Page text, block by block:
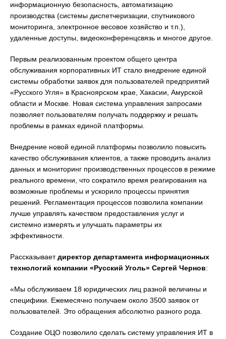
информационную безопасность, автоматизацию
производства (системы диспетчеризации, спутникового
мониторинга, электронное весовое хозяйство и т.п.),
удаленные доступы, видеоконференцсвязь и многое другое.
Первым реализованным проектом общего центра
обслуживания корпоративных ИТ стало внедрение единой
системы обработки заявок для пользователей предприятий
«Русского Угля» в Красноярском крае, Хакасии, Амурской
области и Москве. Новая система управления запросами
позволяет пользователям получать поддержку и решать
проблемы в рамках единой платформы.
Внедрение новой единой платформы позволило повысить
качество обслуживания клиентов, а также проводить анализ
данных и мониторинг производственных процессов в режиме
реального времени, что сократило время реагирования на
возможные проблемы и ускорило процессы принятия
решений. Регламентация процессов позволила компании
лучше управлять качеством предоставления услуг и
системно измерять и улучшать параметры их
эффективности.
Рассказываетдиректор департамента информационных
технологий компании «Русский Уголь» Сергей Чернов:
«Мы обслуживаем 18 юридических лиц разной величины и
специфики. Ежемесячно получаем около 3500 заявок от
пользователей. Это обращения абсолютно разного рода.
Создание ОЦО позволило сделать систему управления ИТ в